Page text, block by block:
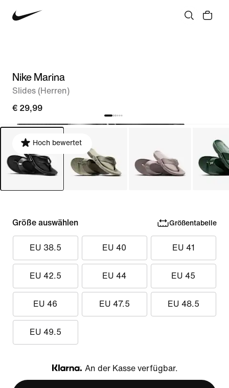
Nike Marina
Slides (Herren)
€ 29,99
Hoch bewertet
Größe auswählen Größentabelle
EU 38.5 EU 40 EU 41
EU 42.5 EU 44 EU 45
EU 46 EU 47.5 EU 48.5
EU 49.5
Klarna
An der Kasse verfügbar.